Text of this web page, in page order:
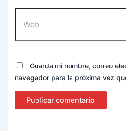
Guarda mi nombre, correo
navegador para la próxima vez